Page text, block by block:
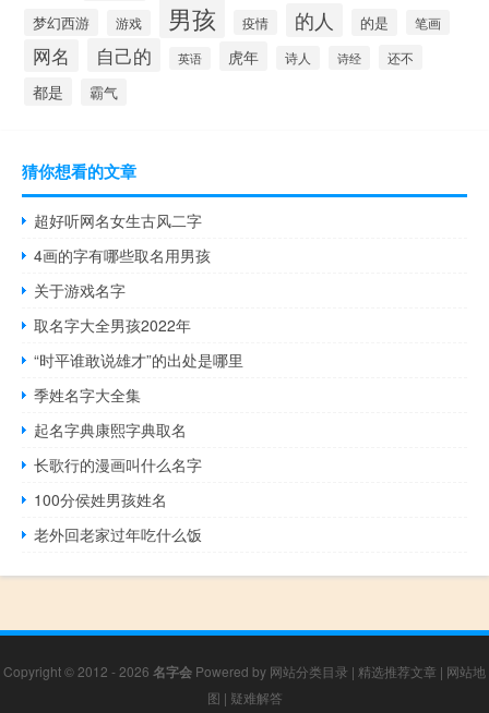
梦幻西游 游戏 男孩 疫情 的人 的是 笔画
网名 自己的 英语 虎年 诗人 诗经 还不
都是 霸气
猜你想看的文章
超好听网名女生古风二字
4画的字有哪些取名用男孩
关于游戏名字
取名字大全男孩2022年
“时平谁敢说雄才”的出处是哪里
季姓名字大全集
起名字典康熙字典取名
长歌行的漫画叫什么名字
100分侯姓男孩姓名
老外回老家过年吃什么饭
Copyright © 2012 - 2026 名字会 Powered by 网站分类目录 | 精选推荐文章 | 网站地
图 | 疑难解答